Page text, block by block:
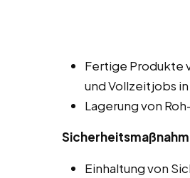
Fertige Produkte
und Vollzeitjobs
Lagerung von
Einhaltung von